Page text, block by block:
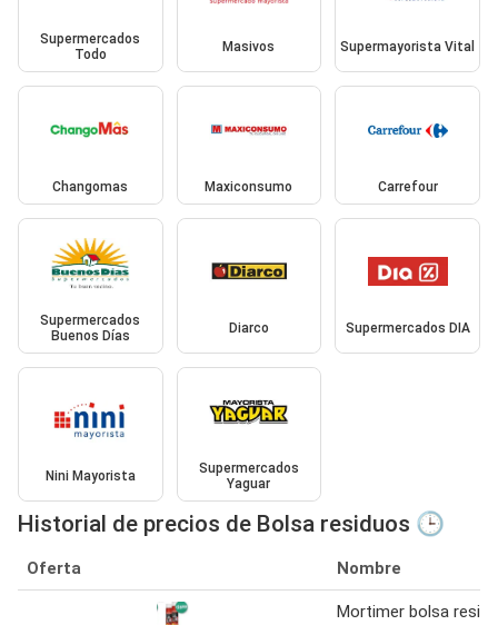
Supermercados
Todo
Masivos Supermayorista Vital
Changomas Maxiconsumo Carrefour
Supermercados
Buenos Días
Diarco Supermercados DIA
Nini Mayorista
Supermercados
Yaguar
Historial de precios de Bolsa residuos 🕒
Oferta Nombre
Mortimer bolsa